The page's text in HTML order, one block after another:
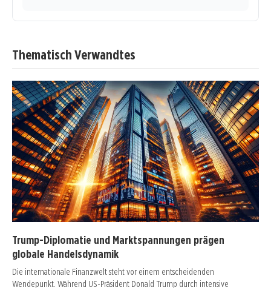
Thematisch Verwandtes
Trump-Diplomatie und Marktspannungen prägen
globale Handelsdynamik
Die internationale Finanzwelt steht vor einem entscheidenden
Wendepunkt. Während US-Präsident Donald Trump durch intensive